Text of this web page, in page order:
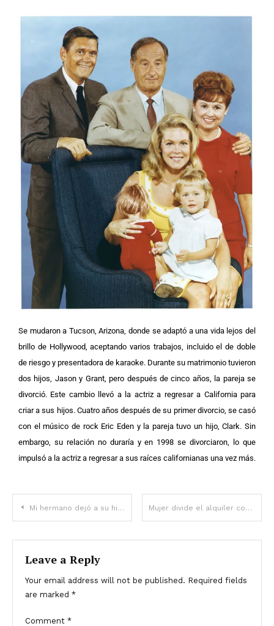
Se mudaron a Tucson, Arizona, donde se adaptó a una vida lejos del
brillo de Hollywood, aceptando varios trabajos, incluido el de doble
de riesgo y presentadora de karaoke. Durante su matrimonio tuvieron
dos hijos, Jason y Grant, pero después de cinco años, la pareja se
divorció. Este cambio llevó a la actriz a regresar a California para
criar a sus hijos. Cuatro años después de su primer divorcio, se casó
con el músico de rock Eric Eden y la pareja tuvo un hijo, Clark. Sin
embargo, su relación no duraría y en 1998 se divorciaron, lo que
impulsó a la actriz a regresar a sus raíces californianas una vez más.
Mi hermano dejó a su hijo recién nacido en mi jardín hace 27 años. Hace dos días, regresó y me echó la culpa Mujer divide el alquiler con su novio durante años, luego descubre algunos documentos – Historia del día
Leave a Reply
Your email address will not be published. Required fields
are marked *
Comment *